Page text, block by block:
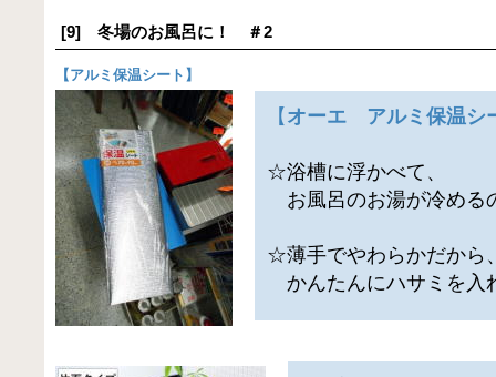
[9] 冬場のお風呂に！ ＃2
【 アルミ保温シート 】
【 オーエ アルミ保温シ
☆浴槽に浮かべて、
お風呂のお湯が冷める
☆薄手でやわらかだから
かんたんにハサミを入